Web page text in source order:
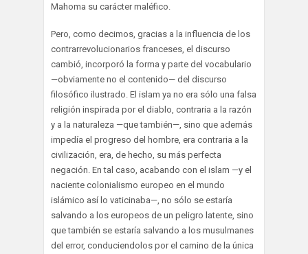
Mahoma su carácter maléfico.
Pero, como decimos, gracias a la influencia de los
contrarrevolucionarios franceses, el discurso
cambió, incorporó la forma y parte del vocabulario
—obviamente no el contenido— del discurso
filosófico ilustrado. El islam ya no era sólo una falsa
religión inspirada por el diablo, contraria a la razón
y a la naturaleza —que también—, sino que además
impedía el progreso del hombre, era contraria a la
civilización, era, de hecho, su más perfecta
negación. En tal caso, acabando con el islam —y el
naciente colonialismo europeo en el mundo
islámico así lo vaticinaba—, no sólo se estaría
salvando a los europeos de un peligro latente, sino
que también se estaría salvando a los musulmanes
del error, conduciendolos por el camino de la única